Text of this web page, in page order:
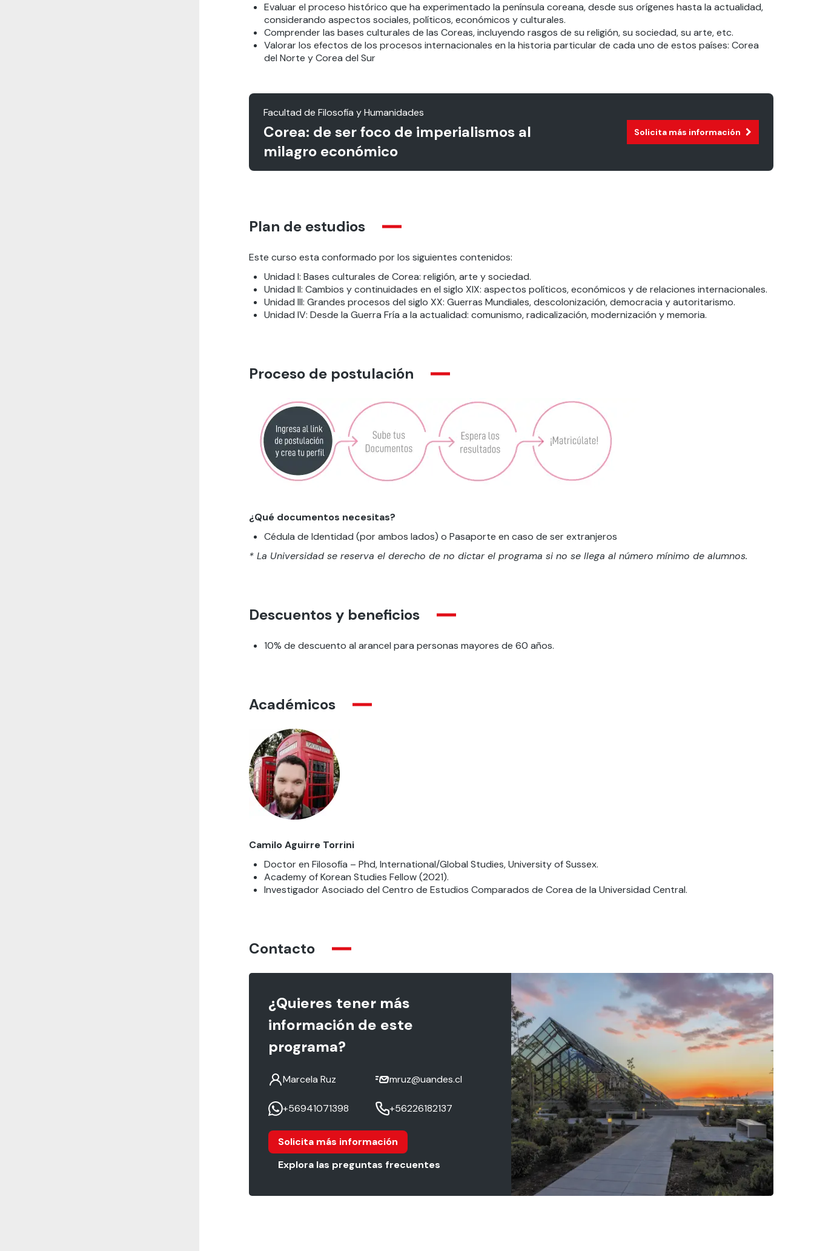
Evaluar el proceso histórico que ha experimentado la península coreana, desde sus orígenes hasta la actualidad,
considerando aspectos sociales, políticos, económicos y culturales.
Comprender las bases culturales de las Coreas, incluyendo rasgos de su religión, su sociedad, su arte, etc.
Valorar los efectos de los procesos internacionales en la historia particular de cada uno de estos países: Corea
del Norte y Corea del Sur
Facultad de Filosofía y Humanidades
Corea: de ser foco de imperialismos al
milagro económico
Solicita más información
Plan de estudios
Este curso esta conformado por los siguientes contenidos:
Unidad I: Bases culturales de Corea: religión, arte y sociedad.
Unidad II: Cambios y continuidades en el siglo XIX: aspectos políticos, económicos y de relaciones internacionales.
Unidad III: Grandes procesos del siglo XX: Guerras Mundiales, descolonización, democracia y autoritarismo.
Unidad IV: Desde la Guerra Fría a la actualidad: comunismo, radicalización, modernización y memoria.
Proceso de postulación
¿Qué documentos necesitas?
Cédula de Identidad (por ambos lados) o Pasaporte en caso de ser extranjeros
* La Universidad se reserva el derecho de no dictar el programa si no se llega al número mínimo de alumnos.
Descuentos y beneficios
10% de descuento al arancel para personas mayores de 60 años.
Académicos
Camilo Aguirre Torrini
Doctor en Filosofía – Phd, International/Global Studies, University of Sussex.
Academy of Korean Studies Fellow (2021).
Investigador Asociado del Centro de Estudios Comparados de Corea de la Universidad Central.
Contacto
¿Quieres tener más
información de este
programa?
Marcela Ruz mruz@uandes.cl
+56941071398 +56226182137
Solicita más información
Explora las preguntas frecuentes